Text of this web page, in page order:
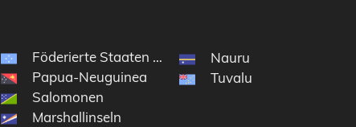
Föderierte Staaten von Mikronesien
Papua-Neuguinea
Salomonen
Marshallinseln
Nauru
Tuvalu